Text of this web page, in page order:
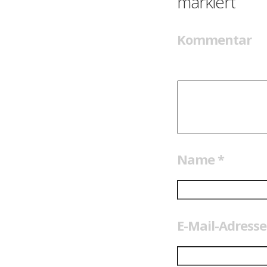
Kommentar
Name *
E-Mail-